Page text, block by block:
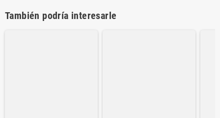
También podría interesarle